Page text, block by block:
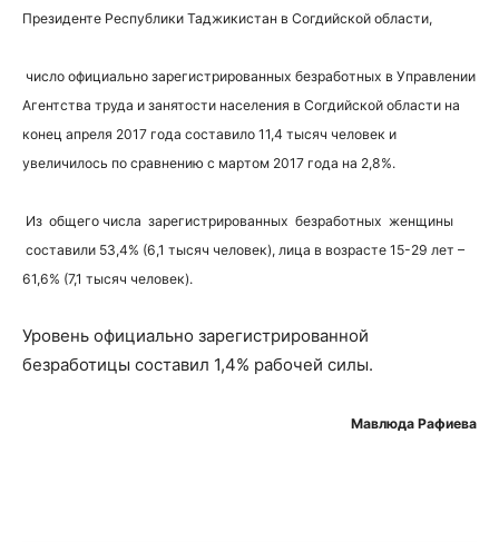
Президенте Республики Таджикистан в Согдийской области,
число официально зарегистрированных безработных в Управлении
Агентства труда и занятости населения в Согдийской области на
конец апреля 2017 года составило 11,4 тысяч человек и
увеличилось по сравнению с мартом 2017 года на 2,8%.
Из общего числа зарегистрированных безработных женщины
составили 53,4% (6,1 тысяч человек), лица в возрасте 15-29 лет –
61,6% (7,1 тысяч человек).
Уровень официально зарегистрированной
безработицы составил 1,4% рабочей силы.
Мавлюда Рафиева